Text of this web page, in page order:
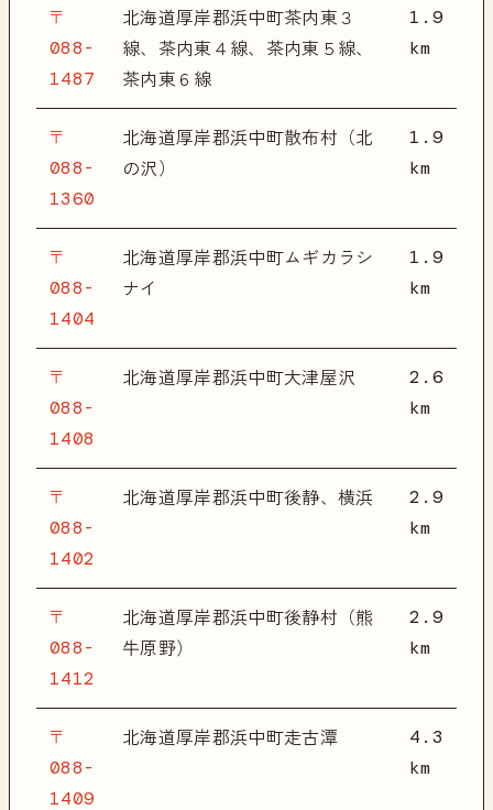
〒
088-
1487
北海道厚岸郡浜中町茶内東３
線、茶内東４線、茶内東５線、
茶内東６線
1.9
km
〒
088-
1360
北海道厚岸郡浜中町散布村（北
の沢）
1.9
km
〒
088-
1404
北海道厚岸郡浜中町ムギカラシ
ナイ
1.9
km
〒
088-
1408
北海道厚岸郡浜中町大津屋沢
2.6
km
〒
088-
1402
北海道厚岸郡浜中町後静、横浜
2.9
km
〒
088-
1412
北海道厚岸郡浜中町後静村（熊
牛原野）
2.9
km
〒
088-
1409
北海道厚岸郡浜中町走古潭
4.3
km